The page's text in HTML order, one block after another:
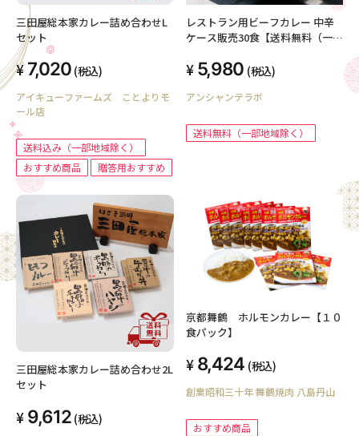
三田屋総本家カレー詰め合わせL
セット
7,020 (税込)
アイキューファームズ ことよりモ
ール店
送料込み（一部地域除く）
おすすめ商品
贈答用おすすめ
レストラン用ビーフカレー 中辛
ケース販売30食【送料無料（一部
5,980 (税込)
アンシャンテラボ
送料無料（一部地域除く）
三田屋総本家カレー詰め合わせ2L
セット
9,612 (税込)
京都舞鶴 ホルモンカレー【１０
食パック】
8,424 (税込)
創業昭和三十年 舞鶴焼肉 八島丹山
おすすめ商品